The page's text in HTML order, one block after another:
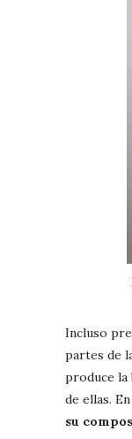
Incluso
partes de
produce la
de ellas. En
su